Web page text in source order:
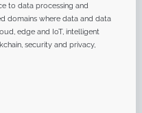
to data processing and
domains where data and data
edge and IoT, intelligent
security and privacy,